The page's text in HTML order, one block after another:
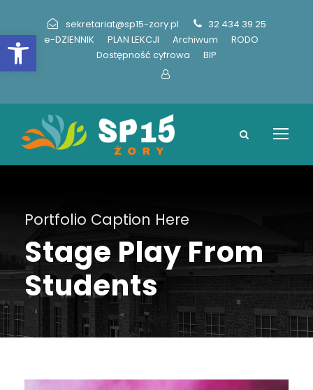
Otwórz pasek narzędzi
sekretariat@sp15-zory.pl
32 434 39 25
e-DZIENNIK
PLAN LEKCJI Archiwum
RODO
Dostępność cyfrowa
BIP
Portfolio Caption Here
Stage Play From
Students